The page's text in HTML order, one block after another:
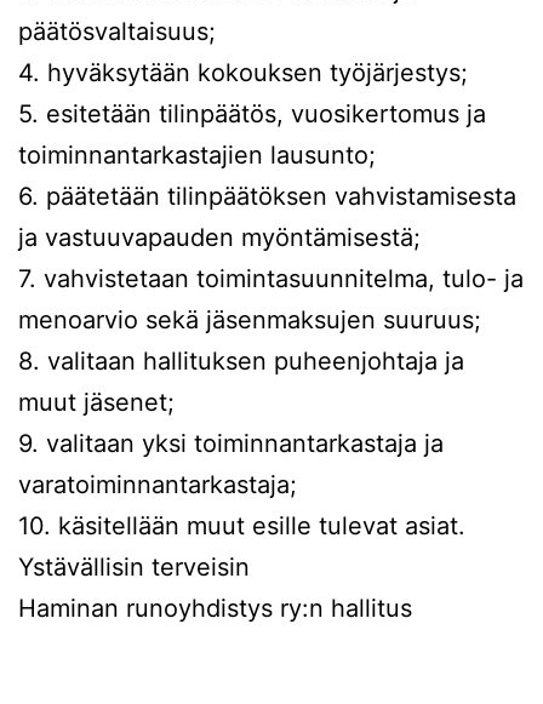
päätösvaltaisuus;
4. hyväksytään kokouksen työjärjestys;
5. esitetään tilinpäätös, vuosikertomus ja
toiminnantarkastajien lausunto;
6. päätetään tilinpäätöksen vahvistamisesta
ja vastuuvapauden myöntämisestä;
7. vahvistetaan toimintasuunnitelma, tulo- ja
menoarvio sekä jäsenmaksujen suuruus;
8. valitaan hallituksen puheenjohtaja ja
muut jäsenet;
9. valitaan yksi toiminnantarkastaja ja
varatoiminnantarkastaja;
10. käsitellään muut esille tulevat asiat.
Ystävällisin terveisin
Haminan runoyhdistys ry:n hallitus